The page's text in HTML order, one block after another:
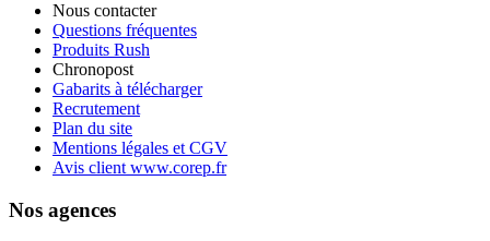
Nous contacter
Questions fréquentes
Produits Rush
Chronopost
Gabarits à télécharger
Recrutement
Plan du site
Mentions légales et CGV
Avis client www.corep.fr
Nos agences